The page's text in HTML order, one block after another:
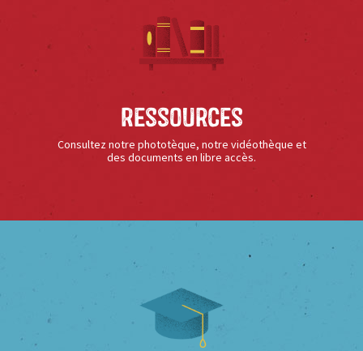
Ressources
Consultez notre phototèque, notre vidéothèque et
des documents en libre accès.